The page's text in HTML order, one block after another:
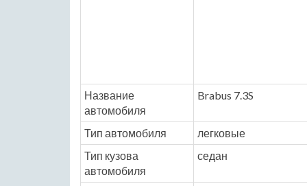
Название
автомобиля
Brabus 7.3S
Тип автомобиля легковые
Тип кузова
автомобиля
седан